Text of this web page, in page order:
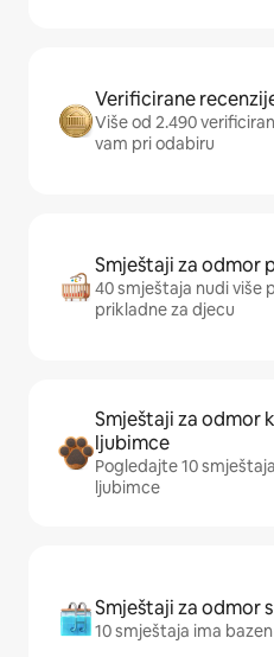
Verificirane
Više od 2.490
vam pri odabiru
Smještaji za odmor
40 smještaja nudi više
prikladne za djecu
Smještaji za odmor
ljubimce
Pogledajte 10
ljubimce
Smještaji za odmor
10 smještaja ima bazen